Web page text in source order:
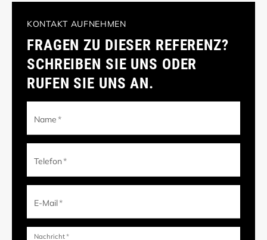
KONTAKT AUFNEHMEN
FRAGEN ZU DIESER REFERENZ?
SCHREIBEN SIE UNS ODER
RUFEN SIE UNS AN.
Name*
Telefon*
E-Mail*
Nachricht*